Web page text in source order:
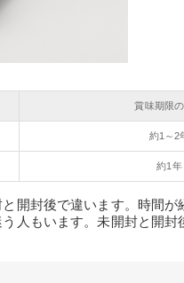
賞味期限
約1～2
約1年
開封後で違います。時間が
人もいます。未開封と開封